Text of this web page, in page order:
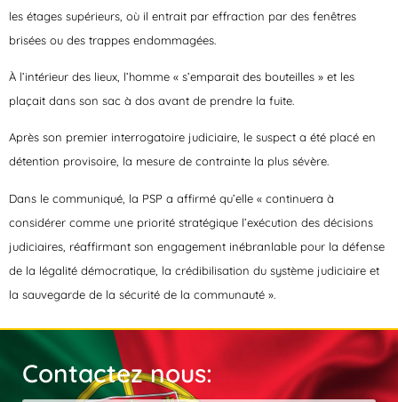
les étages supérieurs, où il entrait par effraction par des fenêtres
brisées ou des trappes endommagées.
À l’intérieur des lieux, l’homme « s’emparait des bouteilles » et les
plaçait dans son sac à dos avant de prendre la fuite.
Après son premier interrogatoire judiciaire, le suspect a été placé en
détention provisoire, la mesure de contrainte la plus sévère.
Dans le communiqué, la PSP a affirmé qu’elle « continuera à
considérer comme une priorité stratégique l’exécution des décisions
judiciaires, réaffirmant son engagement inébranlable pour la défense
de la légalité démocratique, la crédibilisation du système judiciaire et
la sauvegarde de la sécurité de la communauté ».
Contactez nous: